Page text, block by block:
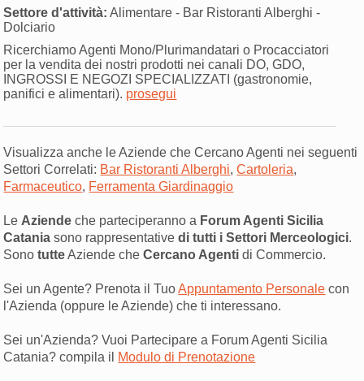
Settore d'attività: Alimentare - Bar Ristoranti Alberghi -
Dolciario
Ricerchiamo Agenti Mono/Plurimandatari o Procacciatori
per la vendita dei nostri prodotti nei canali DO, GDO,
INGROSSI E NEGOZI SPECIALIZZATI (gastronomie,
panifici e alimentari). prosegui
Visualizza anche le Aziende che Cercano Agenti nei seguenti
Settori Correlati: Bar Ristoranti Alberghi,Cartoleria,
Farmaceutico, Ferramenta Giardinaggio
LeAziende che parteciperanno a Forum Agenti Sicilia
Catania sono rappresentativedi tutti i Settori Merceologici.
SonotutteAziende cheCercano Agenti di Commercio.
Sei un Agente? Prenota il TuoAppuntamento Personale con
l'Azienda (oppure le Aziende) che ti interessano.
Sei un'Azienda? Vuoi Partecipare a Forum Agenti Sicilia
Catania? compila il Modulo di Prenotazione